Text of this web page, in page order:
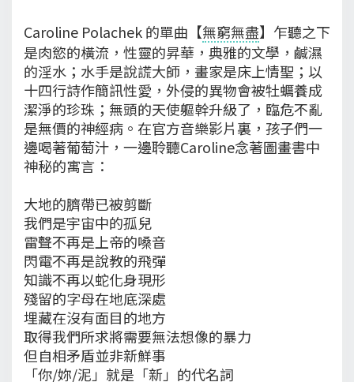
Caroline Polachek 的單曲【無窮無盡】乍聽之下
是肉慾的橫流，性靈的昇華，典雅的文學，鹹濕
的淫水；水手是說謊大師，畫家是床上情聖；以
十四行詩作簡訊性愛，外侵的異物會被牡蠣養成
潔淨的珍珠；無頭的天使軀幹升級了，臨危不亂
是無價的神經病。在官方音樂影片裏，孩子們一
邊喝著葡萄汁，一邊聆聽Caroline念著圖畫書中
神秘的寓言：
大地的臍帶已被剪斷
我們是宇宙中的孤兒
雷聲不再是上帝的嗓音
閃電不再是說教的飛彈
知識不再以蛇化身現形
殘留的字母在地底深處
埋藏在沒有面目的地方
取得我們所求將需要無法想像的暴力
但自相矛盾並非新鮮事
「你/妳/泥」就是「新」的代名詞